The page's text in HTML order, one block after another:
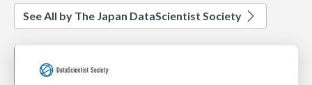
See All by The Japan DataScientist Society